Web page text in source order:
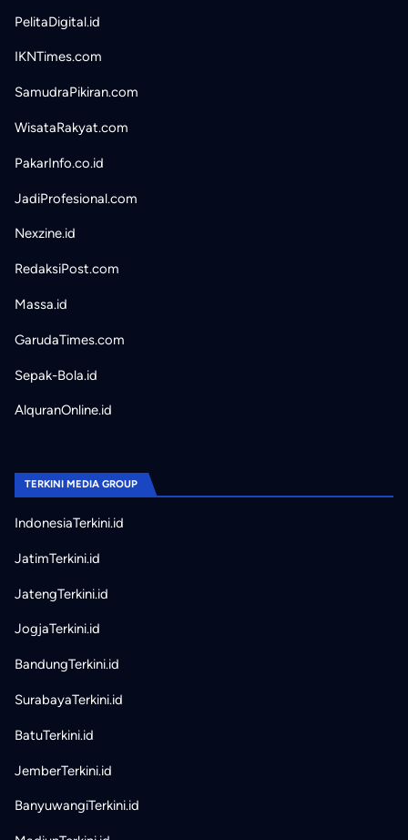
PelitaDigital.id
IKNTimes.com
SamudraPikiran.com
WisataRakyat.com
PakarInfo.co.id
JadiProfesional.com
Nexzine.id
RedaksiPost.com
Massa.id
GarudaTimes.com
Sepak-Bola.id
AlquranOnline.id
TERKINI MEDIA GROUP
IndonesiaTerkini.id
JatimTerkini.id
JatengTerkini.id
JogjaTerkini.id
BandungTerkini.id
SurabayaTerkini.id
BatuTerkini.id
JemberTerkini.id
BanyuwangiTerkini.id